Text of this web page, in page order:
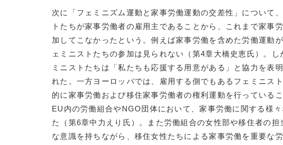
次に「フェミニズム運動と家事労働運動の交差性」について
トたちが家事労働者の雇用主であることから、これまで家事
加してこなかったという。例えば家事労働を含めた労働運動
ェミニストたちの参加は見られない（第4章大橋史恵氏）。
ミニストたちは「私たちも応援する用意がある」と協力を表
れた。一方ヨーロッパでは、雇用する側でもあるフェミニス
的に家事労働および移住家事労働者の権利運動を行っている
EU内の労働組合やNGO団体において、家事労働に関する様
た（第6章中力えり氏）。また労働組合の女性部や移住者の
な意識を持ちながら、移住女性たちによる家事労働を重要な